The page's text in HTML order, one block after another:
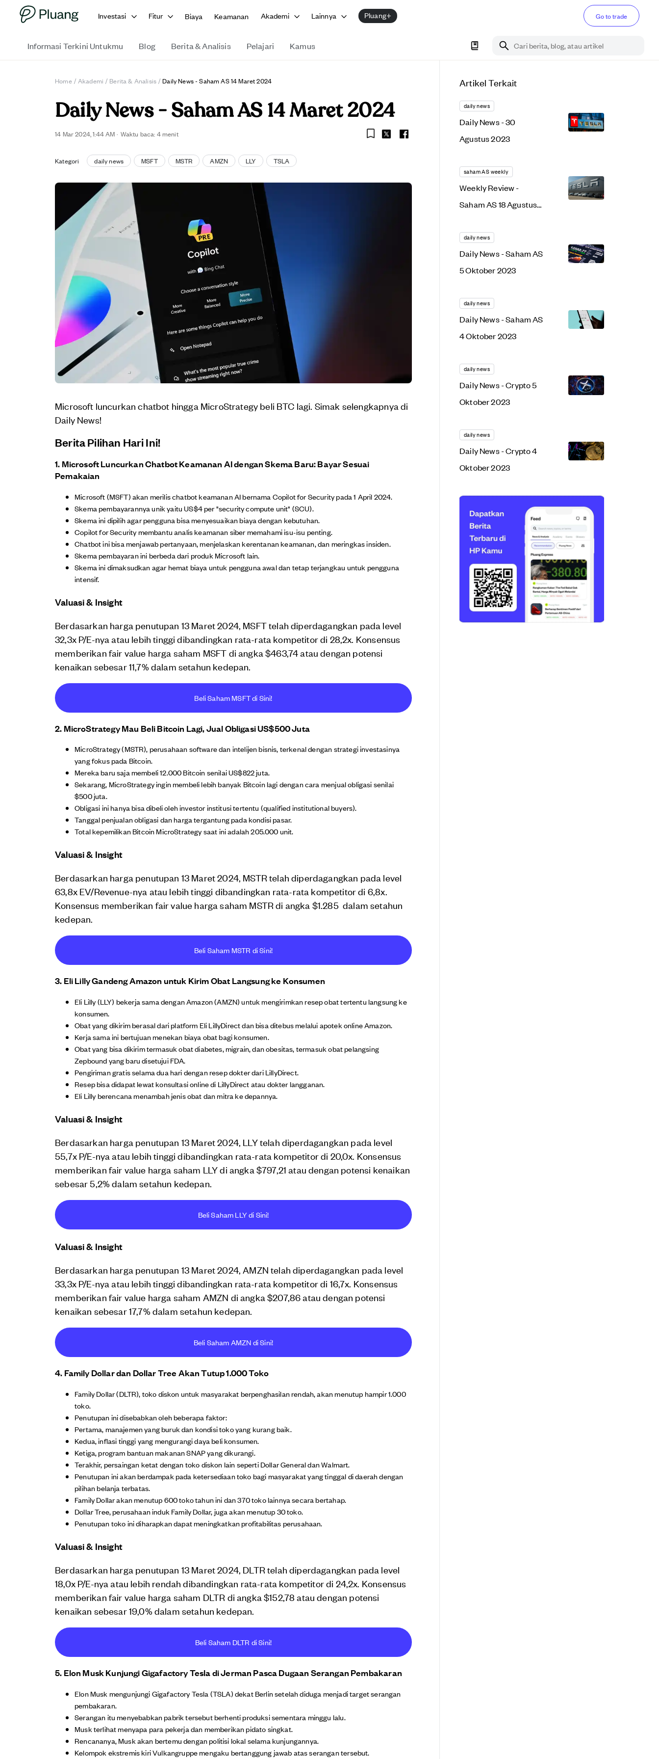
Investasi Fitur Biaya Keamanan Akademi Lainnya Pluang+ Go to trade
Informasi Terkini Untukmu Blog Berita & Analisis Pelajari Kamus Cari berita, blog, atau artikel
Home / Akademi / Berita & Analisis / Daily News - Saham AS 14 Maret 2024
Daily News - Saham AS 14 Maret 2024
14 Mar 2024, 1:44 AM · Waktu baca: 4 menit
Kategori daily news MSFT MSTR AMZN LLY TSLA
Microsoft luncurkan chatbot hingga MicroStrategy beli BTC lagi. Simak selengkapnya di
Daily News!
BeritaPilihan Hari Ini!
1. Microsoft Luncurkan Chatbot Keamanan AI dengan Skema Baru: Bayar Sesuai
Pemakaian
Microsoft (MSFT) akan merilis chatbot keamanan AI bernama Copilot for Security pada 1 April 2024.
Skema pembayarannya unik yaitu US$4 per "security compute unit" (SCU).
Skema ini dipilih agar pengguna bisa menyesuaikan biaya dengan kebutuhan.
Copilot for Security membantu analis keamanan siber memahami isu-isu penting.
Chatbot ini bisa menjawab pertanyaan, menjelaskan kerentanan keamanan, dan meringkas insiden.
Skema pembayaran ini berbeda dari produk Microsoft lain.
Skema ini dimaksudkan agar hemat biaya untuk pengguna awal dan tetap terjangkau untuk pengguna
intensif.
Valuasi & Insight
Berdasarkan harga penutupan 13 Maret 2024, MSFT telah diperdagangkan pada level
32,3x P/E-nya atau lebih tinggi dibandingkan rata-rata kompetitor di 28,2x. Konsensus
memberikan fair value harga saham MSFT di angka $463,74 atau dengan potensi
kenaikan sebesar 11,7% dalam setahun kedepan.
Beli Saham MSFT di Sini!
2. MicroStrategy Mau Beli Bitcoin Lagi, Jual Obligasi US$500 Juta
MicroStrategy (MSTR), perusahaan software dan intelijen bisnis, terkenal dengan strategi investasinya
yang fokus pada Bitcoin.
Mereka baru saja membeli 12.000 Bitcoin senilai US$822 juta.
Sekarang, MicroStrategy ingin membeli lebih banyak Bitcoin lagi dengan cara menjual obligasi senilai
$500 juta.
Obligasi ini hanya bisa dibeli oleh investor institusi tertentu (qualified institutional buyers).
Tanggal penjualan obligasi dan harga tergantung pada kondisi pasar.
Total kepemilikan Bitcoin MicroStrategy saat ini adalah 205.000 unit.
Valuasi & Insight
Berdasarkan harga penutupan 13 Maret 2024, MSTR telah diperdagangkan pada level
63,8x EV/Revenue-nya atau lebih tinggi dibandingkan rata-rata kompetitor di 6,8x.
Konsensus memberikan fair value harga saham MSTR di angka $1.285 dalam setahun
kedepan.
Beli Saham MSTR di Sini!
3. Eli Lilly Gandeng Amazon untuk Kirim Obat Langsung ke Konsumen
Eli Lilly (LLY) bekerja sama dengan Amazon (AMZN) untuk mengirimkan resep obat tertentu langsung ke
konsumen.
Obat yang dikirim berasal dari platform Eli LillyDirect dan bisa ditebus melalui apotek online Amazon.
Kerja sama ini bertujuan menekan biaya obat bagi konsumen.
Obat yang bisa dikirim termasuk obat diabetes, migrain, dan obesitas, termasuk obat pelangsing
Zepbound yang baru disetujui FDA.
Pengiriman gratis selama dua hari dengan resep dokter dari LillyDirect.
Resep bisa didapat lewat konsultasi online di LillyDirect atau dokter langganan.
Eli Lilly berencana menambah jenis obat dan mitra ke depannya.
Valuasi & Insight
Berdasarkan harga penutupan 13 Maret 2024, LLY telah diperdagangkan pada level
55,7x P/E-nya atau lebih tinggi dibandingkan rata-rata kompetitor di 20,0x. Konsensus
memberikan fair value harga saham LLY di angka $797,21 atau dengan potensi kenaikan
sebesar 5,2% dalam setahun kedepan.
Beli Saham LLY di Sini!
Valuasi & Insight
Berdasarkan harga penutupan 13 Maret 2024, AMZN telah diperdagangkan pada level
33,3x P/E-nya atau lebih tinggi dibandingkan rata-rata kompetitor di 16,7x. Konsensus
memberikan fair value harga saham AMZN di angka $207,86 atau dengan potensi
kenaikan sebesar 17,7% dalam setahun kedepan.
Beli Saham AMZN di Sini!
4. Family Dollar dan Dollar Tree Akan Tutup 1.000 Toko
Family Dollar (DLTR), toko diskon untuk masyarakat berpenghasilan rendah, akan menutup hampir 1.000
toko.
Penutupan ini disebabkan oleh beberapa faktor:
Pertama, manajemen yang buruk dan kondisi toko yang kurang baik.
Kedua, inflasi tinggi yang mengurangi daya beli konsumen.
Ketiga, program bantuan makanan SNAP yang dikurangi.
Terakhir, persaingan ketat dengan toko diskon lain seperti Dollar General dan Walmart.
Penutupan ini akan berdampak pada ketersediaan toko bagi masyarakat yang tinggal di daerah dengan
pilihan belanja terbatas.
Family Dollar akan menutup 600 toko tahun ini dan 370 toko lainnya secara bertahap.
Dollar Tree, perusahaan induk Family Dollar, juga akan menutup 30 toko.
Penutupan toko ini diharapkan dapat meningkatkan profitabilitas perusahaan.
Valuasi & Insight
Berdasarkan harga penutupan 13 Maret 2024, DLTR telah diperdagangkan pada level
18,0x P/E-nya atau lebih rendah dibandingkan rata-rata kompetitor di 24,2x. Konsensus
memberikan fair value harga saham DLTR di angka $152,78 atau dengan potensi
kenaikan sebesar 19,0% dalam setahun kedepan.
Beli Saham DLTR di Sini!
5. Elon Musk Kunjungi Gigafactory Tesla di Jerman Pasca Dugaan Serangan Pembakaran
Elon Musk mengunjungi Gigafactory Tesla (TSLA) dekat Berlin setelah diduga menjadi target serangan
pembakaran.
Serangan itu menyebabkan pabrik tersebut berhenti produksi sementara minggu lalu.
Musk terlihat menyapa para pekerja dan memberikan pidato singkat.
Rencananya, Musk akan bertemu dengan politisi lokal selama kunjungannya.
Kelompok ekstremis kiri Vulkangruppe mengaku bertanggung jawab atas serangan tersebut.
Artikel Terkait
daily news
Daily News - 30
Agustus 2023
saham AS weekly
Weekly Review -
Saham AS 18 Agustus
daily news
Daily News - Saham AS
5 Oktober 2023
daily news
Daily News - Saham AS
4 Oktober 2023
daily news
Daily News - Crypto 5
Oktober 2023
daily news
Daily News - Crypto 4
Oktober 2023